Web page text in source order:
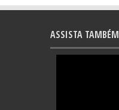
ASSISTA TAMBÉM